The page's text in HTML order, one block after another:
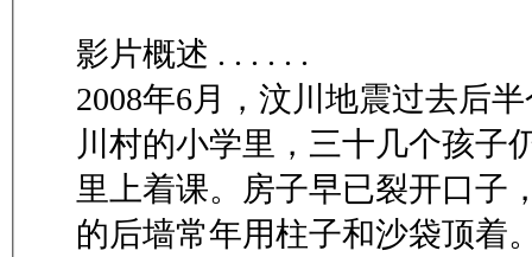
影片概述 . . . . . .
2008年6月，汶川地震过去后
川村的小学里，三十几个孩子
里上着课。房子早已裂开口子
的后墙常年用柱子和沙袋顶着